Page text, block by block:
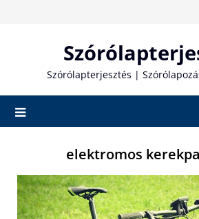
Szórólapterjesztés |
elektromos